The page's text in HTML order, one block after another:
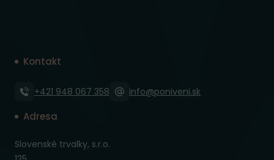
Kontakt
+421 948 067 358 info@poniveni.sk
Adresa
Slovenské trvalky, s.r.o.